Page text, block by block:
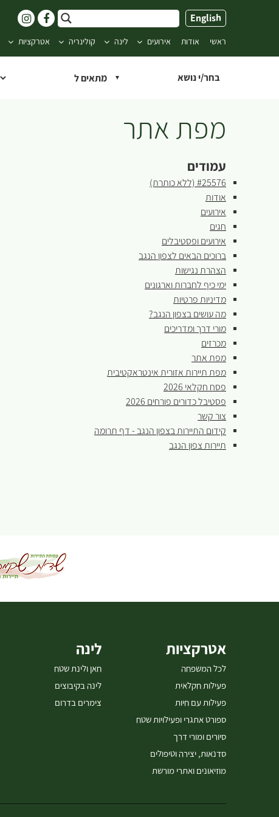
English
ראשי אודות אירועים לינה קולינריה אטרקציות
בחר/י נושא
מפת אתר
עמודים
#25576 (ללא כותרת)
אודות
אירועים
חגים
אירועים ופסטיבלים
ברוכים הבאים לצפון הנגב
הצהרת נגישות
ימי כיף לחברות וארגונים
מדיניות פרטיות
מה עושים בצפון הנגב?
מורי דרך ומדריכים
מכרזים
מפת אתר
מפת תיירות אזורית אינטראקטיבית
פסח חקלאי 2026
פסטיבל כדורים פורחים 2026
צור קשר
קידום התיירות בצפון הנגב - דף תרומה
תיירות צפון הנגב
אטרקציות
לכל המשפחה
פעילות חקלאית
פעילות עם חיות
ספורט אתגרי ופעילויות שטח
סיורים ומורי דרך
סדנאות, יצירה וטיפולים
מוזיאונים ואתרי מורשת
לינה
חאן ולינת שטח
לינה בקיבוצים
צימרים בדרום